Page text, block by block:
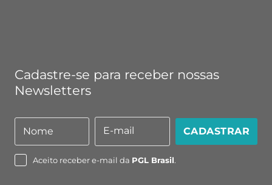
Cadastre-se para receber nossas
Newsletters
Nome
Nome
mail
E-mail CADASTRAR
Aceito receber e-mail da PGL Brasil.